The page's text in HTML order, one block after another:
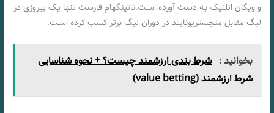
و ویگان اتلتیک بـه دست آورده اسـت.ناتینگهام فارست تنها یک پیروزی در
لیگ مقابل منچستریونایتد در دوران لیگ برتر کسب کرده اسـت.
بخوانید : شرط بندی ارزشمند چیست؟ + نحوه شناسایی
شرط ارزشمند (value betting)